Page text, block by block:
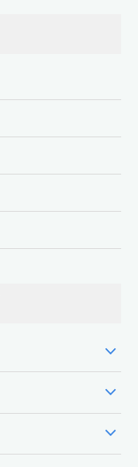
expand_more
expand_more
expand_more